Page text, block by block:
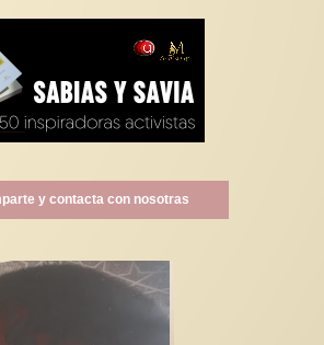
y contacta con nosotras